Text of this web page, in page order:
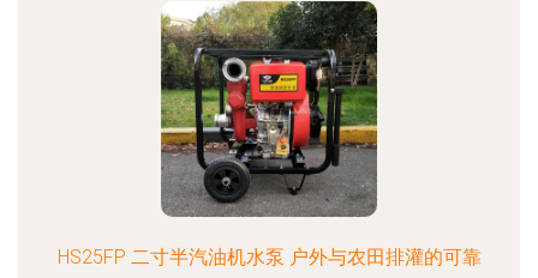
HS25FP 二寸半汽油机水泵 户外与农田排灌的可靠